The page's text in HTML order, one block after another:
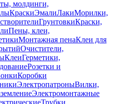
молдинги,
КраскиЭмалиЛакиМорилки,
ГрунтовкиКраски,
Пены, клеи,
Монтажная пенаКлеи для
Очистители,
КлеиГерметики,
Розетки и
Коробки
ЭлектропатроныВилки,
Электромонтажные
Трубки